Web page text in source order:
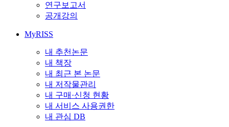
연구보고서
공개강의
MyRISS
내 추천논문
내 책장
내 최근 본 논문
내 저작물관리
내 구매·신청 현황
내 서비스 사용권한
내 관심 DB